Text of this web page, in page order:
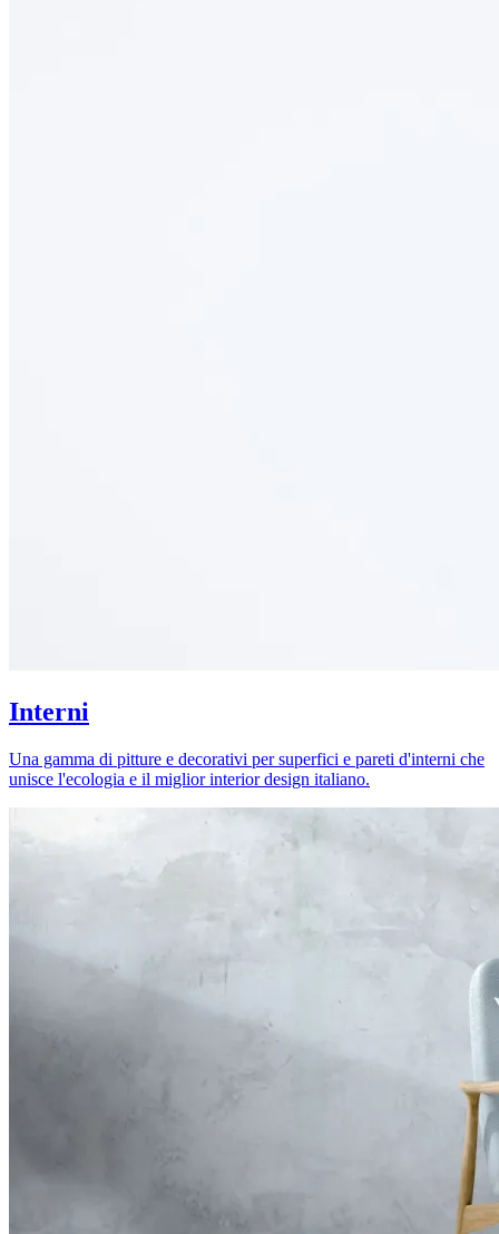
Interni
Una gamma di pitture e decorativi per superfici e pareti d'interni che
unisce l'ecologia e il miglior interior design italiano.